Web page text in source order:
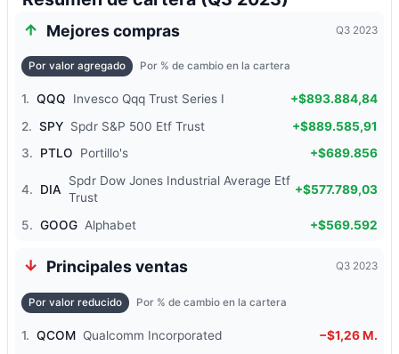
Mejores compras Q3 2023
Por valor agregado Por % de cambio en la cartera
1. QQQ Invesco Qqq Trust Series I
+$893.884,84
2. SPY Spdr S&P 500 Etf Trust
+$889.585,91
3.
PTLO Portillo's +$689.856
4. DIA
Spdr Dow Jones Industrial Average Etf
Trust
+$577.789,03
5. GOOG Alphabet +$569.592
Principales ventas Q3 2023
Por valor reducido Por % de cambio en la cartera
1. QCOM Qualcomm Incorporated
−$1,26 M.